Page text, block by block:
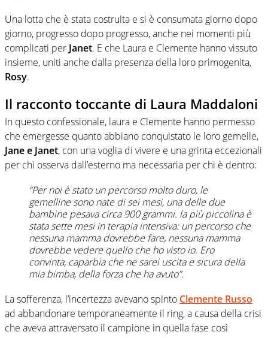
Una lotta che è stata costruita e si è consumata giorno dopo
giorno, progresso dopo progresso, anche nei momenti più
complicati per Janet. E che Laura e Clemente hanno vissuto
insieme, uniti anche dalla presenza della loro primogenita,
Rosy.
Il racconto toccante di Laura Maddaloni
In questo confessionale, laura e Clemente hanno permesso
che emergesse quanto abbiano conquistato le loro gemelle,
Jane e Janet, con una voglia di vivere e una grinta eccezionali
per chi osserva dall’esterno ma necessaria per chi è dentro:
“Per noi è stato un percorso molto duro, le
gemelline sono nate di sei mesi, una delle due
bambine pesava circa 900 grammi. la più piccolina è
stata sette mesi in terapia intensiva: un percorso che
nessuna mamma dovrebbe fare, nessuna mamma
dovrebbe vedere quello che ho visto io. Ero
convinta, caparbia che ne sarei uscita e sicura della
mia bimba, della forza che ha avuto”.
La sofferenza, l’incertezza avevano spinto Clemente Russo
ad abbandonare temporaneamente il ring, a causa della crisi
che aveva attraversato il campione in quella fase così